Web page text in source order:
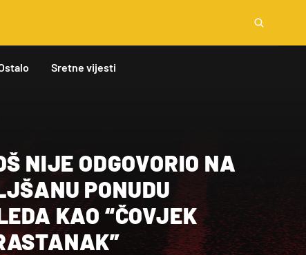
Sretne vijesti
NIJE ODGOVORIO NA
PONUDU
KAO “ČOVJEK